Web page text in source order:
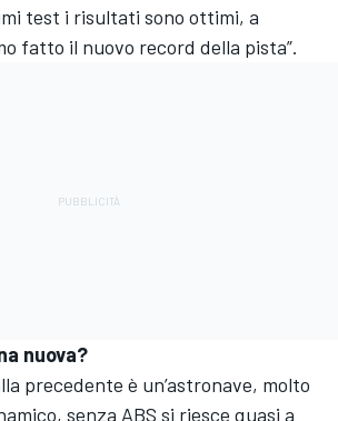
test i risultati sono ottimi, a
fatto il nuovo record della pista”.
nuova?
precedente è un’astronave, molto
senza ABS si riesce quasi a